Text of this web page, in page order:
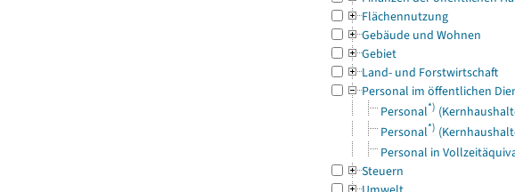
Flächennutzung
Gebäude und Wohnen
Gebiet
Land- und Forstwirtschaft
Personal im öffentlichen
Personal*)
Personal*)
Personal in
Steuern